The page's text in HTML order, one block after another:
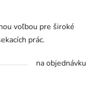
voľbou pre široké
prác.
na objednávku